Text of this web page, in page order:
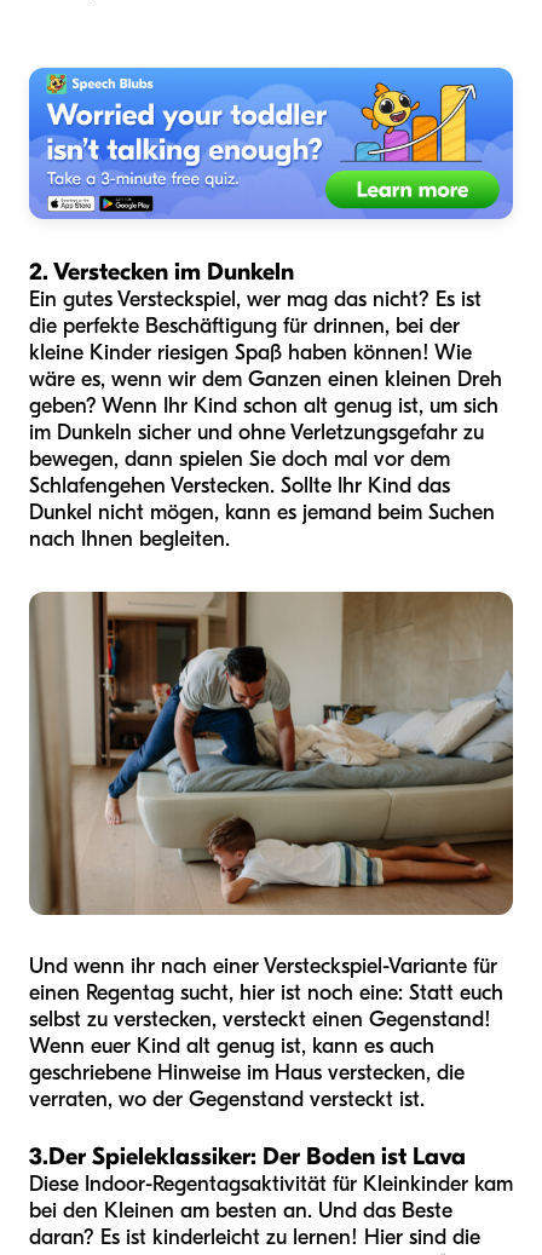
2. Verstecken im Dunkeln
Ein gutes Versteckspiel, wer mag das nicht? Es ist
die perfekte Beschäftigung für drinnen, bei der
kleine Kinder riesigen Spaß haben können! Wie
wäre es, wenn wir dem Ganzen einen kleinen Dreh
geben? Wenn Ihr Kind schon alt genug ist, um sich
im Dunkeln sicher und ohne Verletzungsgefahr zu
bewegen, dann spielen Sie doch mal vor dem
Schlafengehen Verstecken. Sollte Ihr Kind das
Dunkel nicht mögen, kann es jemand beim Suchen
nach Ihnen begleiten.
Und wenn ihr nach einer Versteckspiel-Variante für
einen Regentag sucht, hier ist noch eine: Statt euch
selbst zu verstecken, versteckt einen Gegenstand!
Wenn euer Kind alt genug ist, kann es auch
geschriebene Hinweise im Haus verstecken, die
verraten, wo der Gegenstand versteckt ist.
3.Der Spieleklassiker: Der Boden ist Lava
Diese Indoor-Regentagsaktivität für Kleinkinder kam
bei den Kleinen am besten an. Und das Beste
daran? Es ist kinderleicht zu lernen! Hier sind die